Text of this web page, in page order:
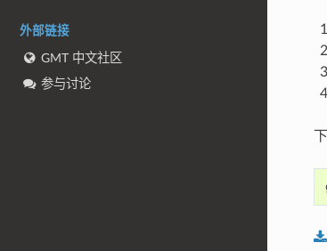
外部链接
GMT 中文社区
参与讨论